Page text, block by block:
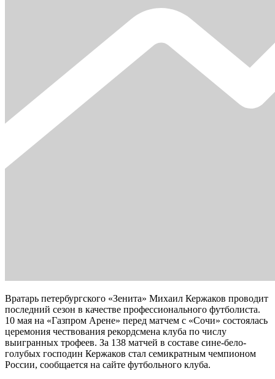
Вратарь петербургского «Зенита» Михаил Кержаков проводит
последний сезон в качестве профессионального футболиста.
10 мая на «Газпром Арене» перед матчем с «Сочи» состоялась
церемония чествования рекордсмена клуба по числу
выигранных трофеев. За 138 матчей в составе сине-бело-
голубых господин Кержаков стал семикратным чемпионом
России, сообщается на сайте футбольного клуба.